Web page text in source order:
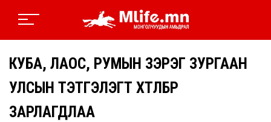
КУБА, ЛАОС, РУМЫН ЗЭРЭГ ЗУРГААН
УЛСЫН ТЭТГЭЛЭГТ ХӨТӨЛБӨР
ЗАРЛАГДЛАА